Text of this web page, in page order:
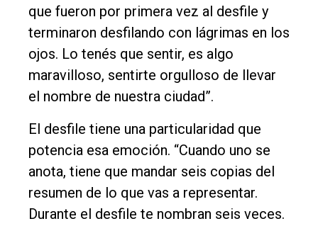
que fueron por primera vez al desfile y
terminaron desfilando con lágrimas en los
ojos. Lo tenés que sentir, es algo
maravilloso, sentirte orgulloso de llevar
el nombre de nuestra ciudad”.
El desfile tiene una particularidad que
potencia esa emoción. “Cuando uno se
anota, tiene que mandar seis copias del
resumen de lo que vas a representar.
Durante el desfile te nombran seis veces.